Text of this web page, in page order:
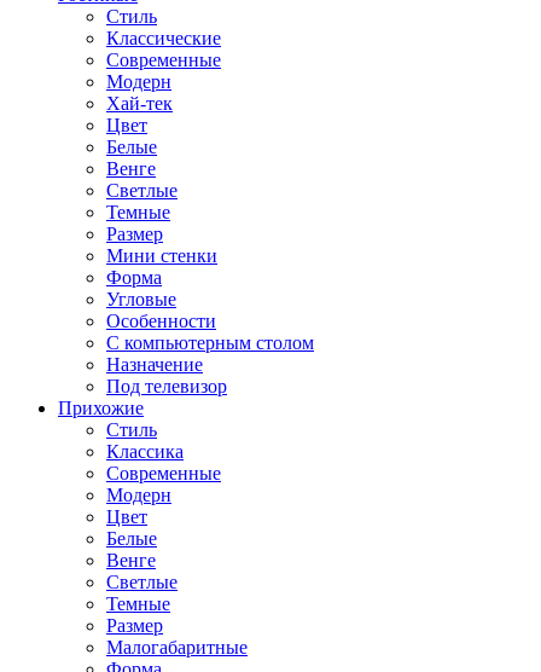
Стиль
Классические
Современные
Модерн
Хай-тек
Цвет
Белые
Венге
Светлые
Темные
Размер
Мини стенки
Форма
Угловые
Особенности
С компьютерным столом
Назначение
Под телевизор
Прихожие
Стиль
Классика
Современные
Модерн
Цвет
Белые
Венге
Светлые
Темные
Размер
Малогабаритные